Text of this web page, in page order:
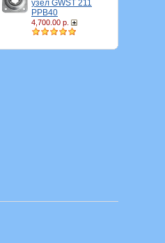
узел GWST 211
PPB40
4,700.00 р.